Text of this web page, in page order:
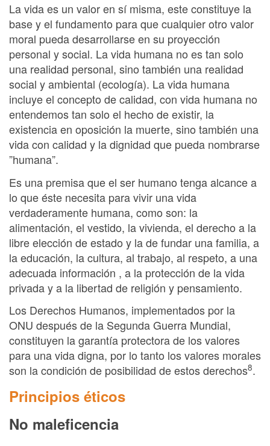
La vida es un valor en sí misma, este constituye la
base y el fundamento para que cualquier otro valor
moral pueda desarrollarse en su proyección
personal y social. La vida humana no es tan solo
una realidad personal, sino también una realidad
social y ambiental (ecología). La vida humana
incluye el concepto de calidad, con vida humana no
entendemos tan solo el hecho de existir, la
existencia en oposición la muerte, sino también una
vida con calidad y la dignidad que pueda nombrarse
”humana”.
Es una premisa que el ser humano tenga alcance a
lo que éste necesita para vivir una vida
verdaderamente humana, como son: la
alimentación, el vestido, la vivienda, el derecho a la
libre elección de estado y la de fundar una familia, a
la educación, la cultura, al trabajo, al respeto, a una
adecuada información , a la protección de la vida
privada y a la libertad de religión y pensamiento.
Los Derechos Humanos, implementados por la
ONU después de la Segunda Guerra Mundial,
constituyen la garantía protectora de los valores
para una vida digna, por lo tanto los valores morales
son la condición de posibilidad de estos derechos8.
Principios éticos
No maleficencia